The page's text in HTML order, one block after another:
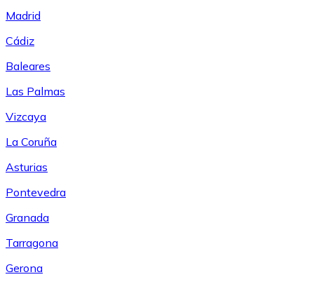
Madrid
Cádiz
Baleares
Las Palmas
Vizcaya
La Coruña
Asturias
Pontevedra
Granada
Tarragona
Gerona